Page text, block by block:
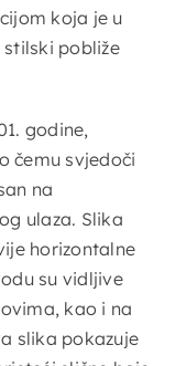
koja je u
stilski pobliže
godine,
čemu svjedoči
na
ulaza. Slika
horizontalne
su vidljive
kao i na
slika pokazuje